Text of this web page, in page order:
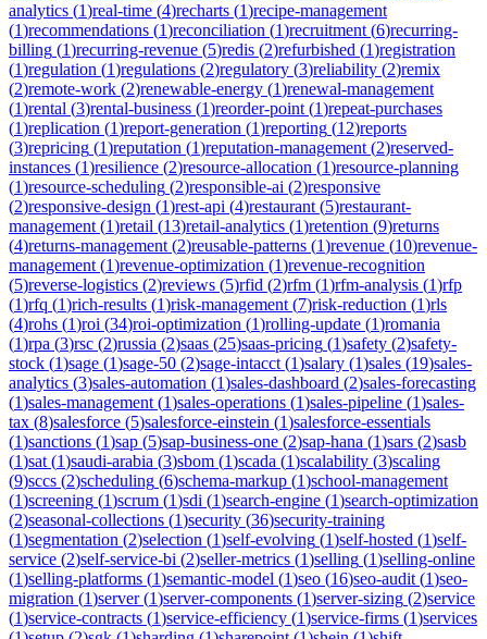
analytics (1)real-time (4)recharts (1)recipe-management
(1)recommendations (1)reconciliation (1)recruitment (6)recurring-
billing (1)recurring-revenue (5)redis (2)refurbished (1)registration
(1)regulation (1)regulations (2)regulatory (3)reliability (2)remix
(2)remote-work (2)renewable-energy (1)renewal-management
(1)rental (3)rental-business (1)reorder-point (1)repeat-purchases
(1)replication (1)report-generation (1)reporting (12)reports
(3)repricing (1)reputation (1)reputation-management (2)reserved-
instances (1)resilience (2)resource-allocation (1)resource-planning
(1)resource-scheduling (2)responsible-ai (2)responsive
(2)responsive-design (1)rest-api (4)restaurant (5)restaurant-
management (1)retail (13)retail-analytics (1)retention (9)returns
(4)returns-management (2)reusable-patterns (1)revenue (10)revenue-
management (1)revenue-optimization (1)revenue-recognition
(5)reverse-logistics (2)reviews (5)rfid (2)rfm (1)rfm-analysis (1)rfp
(1)rfq (1)rich-results (1)risk-management (7)risk-reduction (1)rls
(4)rohs (1)roi (34)roi-optimization (1)rolling-update (1)romania
(1)rpa (3)rsc (2)russia (2)saas (25)saas-pricing (1)safety (2)safety-
stock (1)sage (1)sage-50 (2)sage-intacct (1)salary (1)sales (19)sales-
analytics (3)sales-automation (1)sales-dashboard (2)sales-forecasting
(1)sales-management (1)sales-operations (1)sales-pipeline (1)sales-
tax (8)salesforce (5)salesforce-einstein (1)salesforce-essentials
(1)sanctions (1)sap (5)sap-business-one (2)sap-hana (1)sars (2)sasb
(1)sat (1)saudi-arabia (3)sbom (1)scada (1)scalability (3)scaling
(9)sccs (2)scheduling (6)schema-markup (1)school-management
(1)screening (1)scrum (1)sdi (1)search-engine (1)search-optimization
(2)seasonal-collections (1)security (36)security-training
(1)segmentation (2)selection (1)self-evolving (1)self-hosted (1)self-
service (2)self-service-bi (2)seller-metrics (1)selling (1)selling-online
(1)selling-platforms (1)semantic-model (1)seo (16)seo-audit (1)seo-
migration (1)server(1)server-components (1)server-sizing (2)service
(1)service-contracts (1)service-efficiency (1)service-firms (1)services